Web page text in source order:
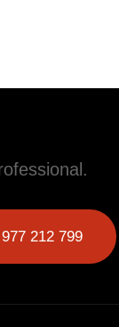
977 212 799